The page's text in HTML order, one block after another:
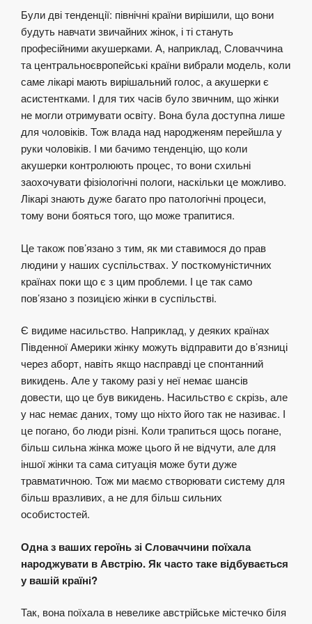
Були дві тенденції: північні країни вирішили, що вони
будуть навчати звичайних жінок, і ті стануть
професійними акушерками. А, наприклад, Словаччина
та центральноєвропейські країни вибрали модель, коли
саме лікарі мають вирішальний голос, а акушерки є
асистентками. І для тих часів було звичним, що жінки
не могли отримувати освіту. Вона була доступна лише
для чоловіків. Тож влада над народженям перейшла у
руки чоловіків. І ми бачимо тенденцію, що коли
акушерки контролюють процес, то вони схильні
заохочувати фізіологічні пологи, наскільки це можливо.
Лікарі знають дуже багато про патологічні процеси,
тому вони бояться того, що може трапитися.
Це також пов’язано з тим, як ми ставимося до прав
людини у наших суспільствах. У посткомуністичних
країнах поки що є з цим проблеми. І це так само
пов’язано з позицією жінки в суспільстві.
Є видиме насильство. Наприклад, у деяких країнах
Південної Америки жінку можуть відправити до в’язниці
через аборт, навіть якщо насправді це спонтанний
викидень. Але у такому разі у неї немає шансів
довести, що це був викидень. Насильство є скрізь, але
у нас немає даних, тому що ніхто його так не називає. І
це погано, бо люди різні. Коли трапиться щось погане,
більш сильна жінка може цього й не відчути, але для
іншої жінки та сама ситуація може бути дуже
травматичною. Тож ми маємо створювати систему для
більш вразливих, а не для більш сильних
особистостей.
Одна з ваших героїнь зі Словаччини поїхала
народжувати в Австрію. Як часто таке відбувається
у вашій країні?
Так, вона поїхала в невелике австрійське містечко біля